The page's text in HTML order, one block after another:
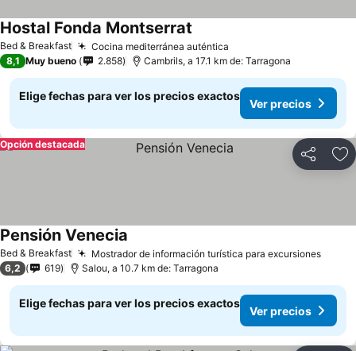
Bed & Breakfast Cocina mediterránea auténtica
Hostal Fonda Montserrat
8,1 Muy bueno 2.858 Cambrils, a 17.1 km de: Tarragona
Elige fechas para ver los precios exactos
Ver precios
Compartir
Opción destacada
Bed & Breakfast Mostrador de información turística para excursionesVer
Pensión Venecia
6,2 619 Salou, a 10.7 km de: Tarragona
Elige fechas para ver los precios exactos
Ver precios